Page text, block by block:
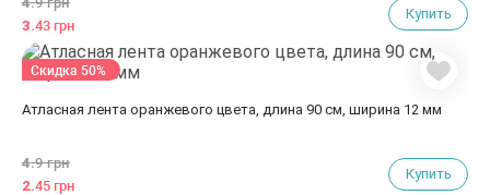
3.43 грн
Купить
Атласная лента оранжевого цвета, длина 90 см, ширина 12 мм
4.9 грн
2.45 грн
Купить
Скидка 50%